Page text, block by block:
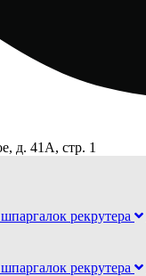
д. 41А, стр. 1
рекрутера
рекрутера